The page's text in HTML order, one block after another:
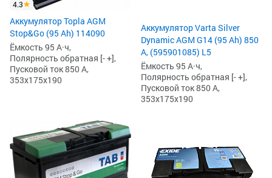
4.3
Аккумулятор Topla AGM
Stop&Go (95 Ah) 114090
Ёмкость 95 А·ч,
Полярность обратная [- +],
Пусковой ток 850 А,
353x175x190
Аккумулятор Varta Silver
Dynamic AGM G14 (95 Ah) 850
А, (595901085) L5
Ёмкость 95 А·ч,
Полярность обратная [- +],
Пусковой ток 850 А,
353x175x190